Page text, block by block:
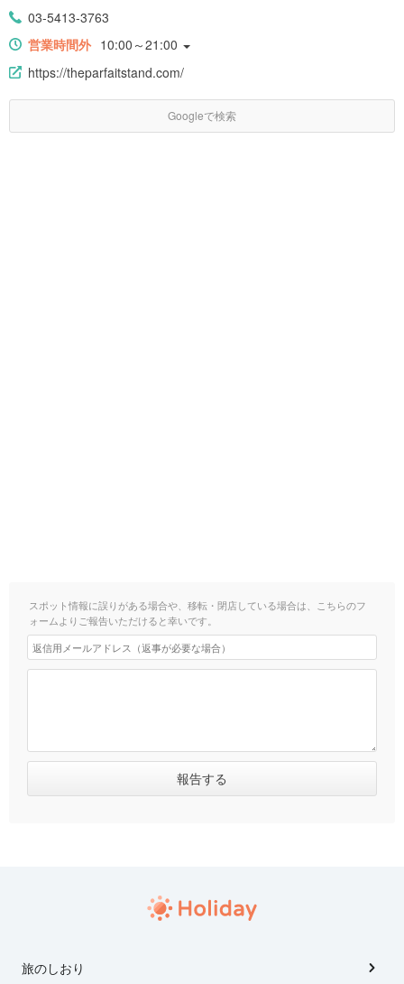
03-5413-3763
営業時間外 10:00～21:00
https://theparfaitstand.com/
Googleで検索
スポット情報に誤りがある場合や、移転・閉店している場合は、こちらのフ
ォームよりご報告いただけると幸いです。
旅のしおり